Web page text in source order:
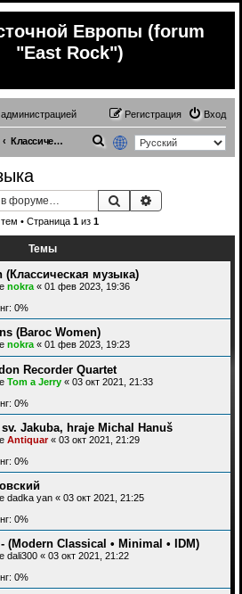
Европы (forum
"East Rock")
Вход
Регистрация
Классическая музыка
с
Поиск
тем • Страница 1из 1
Темы
(Классическая музыка)
nokra « 01 фев 2023, 19:36
0%
(Baroc Women)
nokra « 01 фев 2023, 19:23
Recorder Quartet
Tom a Jerry « 03 окт 2021, 21:33
0%
Jakuba, hraje Michal Hanuš
Antiquar« 03 окт 2021, 21:29
0%
dadka yan « 03 окт 2021, 21:25
0%
(Modern Classical • Minimal • IDM)
dali300 « 03 окт 2021, 21:22
0%